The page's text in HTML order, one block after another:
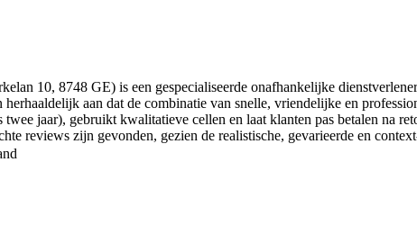
10, 8748 GE) is een gespecialiseerde onafhankelijke
aan dat de combinatie van snelle, vriendelijke en
jaar), gebruikt kwalitatieve cellen en laat klanten pas betalen na
reviews zijn gevonden, gezien de realistische, gevarieerde en